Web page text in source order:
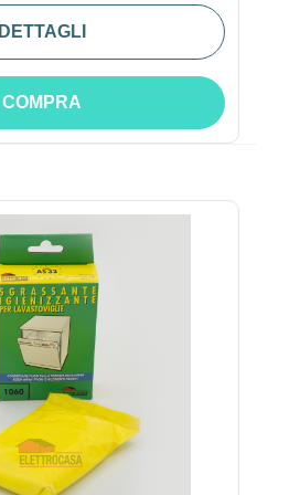
DETTAGLI
COMPRA